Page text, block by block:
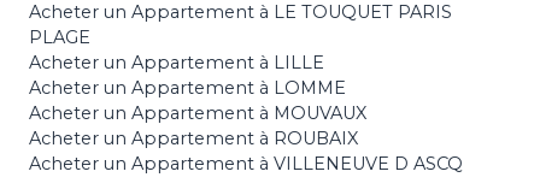
Acheter un Appartement à LE TOUQUET PARIS
PLAGE
Acheter un Appartement à LILLE
Acheter un Appartement à LOMME
Acheter un Appartement à MOUVAUX
Acheter un Appartement à ROUBAIX
Acheter un Appartement à VILLENEUVE D ASCQ